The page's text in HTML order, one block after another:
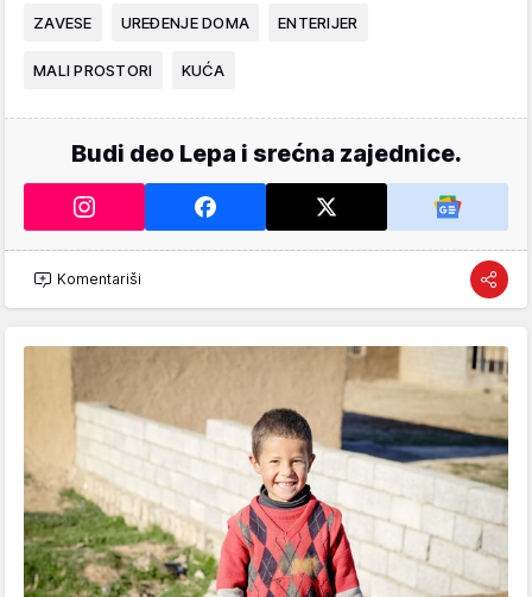
ZAVESE UREĐENJE DOMA ENTERIJER
MALI PROSTORI KUĆA
Budi deo Lepa i srećna zajednice.
Komentariši